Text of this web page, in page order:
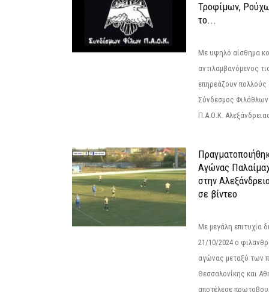
Τροφίμων,
το...
Με υψηλό αίσθημα
αντιλαμβανόμενος
επηρεάζουν πολλούς
Σύνδεσμος
Π.Α.Ο.Κ.
Αγώνας
στην
σε βίντεο
Με μεγάλη επιτυχία
21/10/2024 ο
αγώνας μεταξύ των
Θεσσαλονίκης και
αποτέλεσε